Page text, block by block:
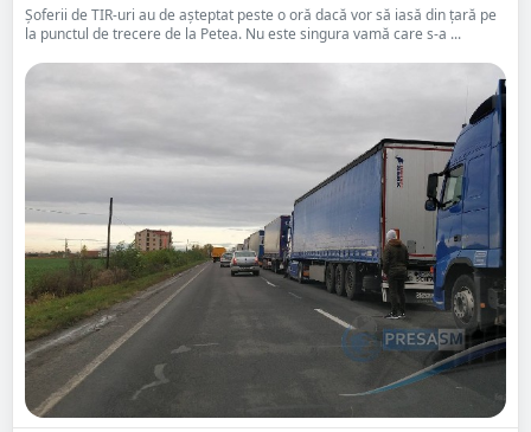
Șoferii de TIR-uri au de așteptat peste o oră dacă vor să iasă din țară pe
la punctul de trecere de la Petea. Nu este singura vamă care s-a ...